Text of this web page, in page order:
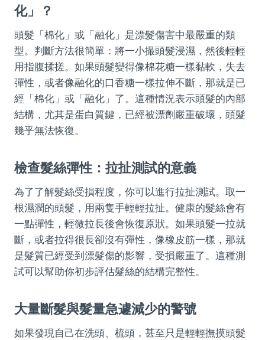
化」？
頭髮「棉化」或「融化」是漂髮傷害中最嚴重的類
型。判斷方法很簡單：將一小撮頭髮浸濕，然後輕輕
用指腹揉搓。如果頭髮變得像棉花糖一樣黏軟，失去
彈性，或者像融化的口香糖一樣拉伸不斷，那就是已
經「棉化」或「融化」了。這種情況表示頭髮的內部
結構，尤其是蛋白質鍵，已經被漂劑嚴重破壞，頭髮
幾乎無法恢復。
檢查髮絲彈性：拉扯測試的意義
為了了解髮絲受損程度，你可以進行拉扯測試。取一
根濕潤的頭髮，用兩隻手輕輕拉扯。健康的髮絲會有
一點彈性，輕微拉長後會恢復原狀。如果頭髮一拉就
斷，或者拉得很長卻沒有彈性，像橡皮筋一樣，那就
是髮質已經受到漂髮傷的影響，受損嚴重了。這種測
試可以幫助你初步評估髮絲的結構完整性。
大量斷髮與髮量急遽減少的警號
如果發現自己在洗頭、梳頭，甚至只是輕輕撫摸頭髮